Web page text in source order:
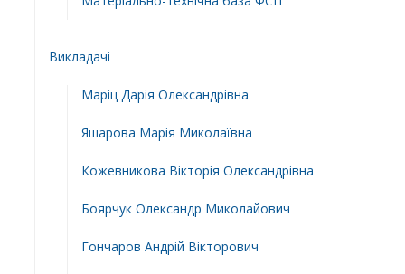
Викладачі
Маріц Дарія Олександрівна
Яшарова Марія Миколаївна
Кожевникова Вікторія Олександрівна
Боярчук Олександр Миколайович
Гончаров Андрій Вікторович